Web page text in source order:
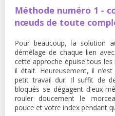
Méthode numéro 1 -
nœuds de toute
Pour beaucoup, la solution
démêlage de chaque lien
cette approche épuise tous
il était. Heureusement, il
petit travail dur. Il suffit de
bloqués se dégagent d'eux-
rouler doucement le
pouce et votre index pendant